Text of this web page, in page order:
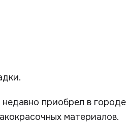
приобрел в городе
материалов.